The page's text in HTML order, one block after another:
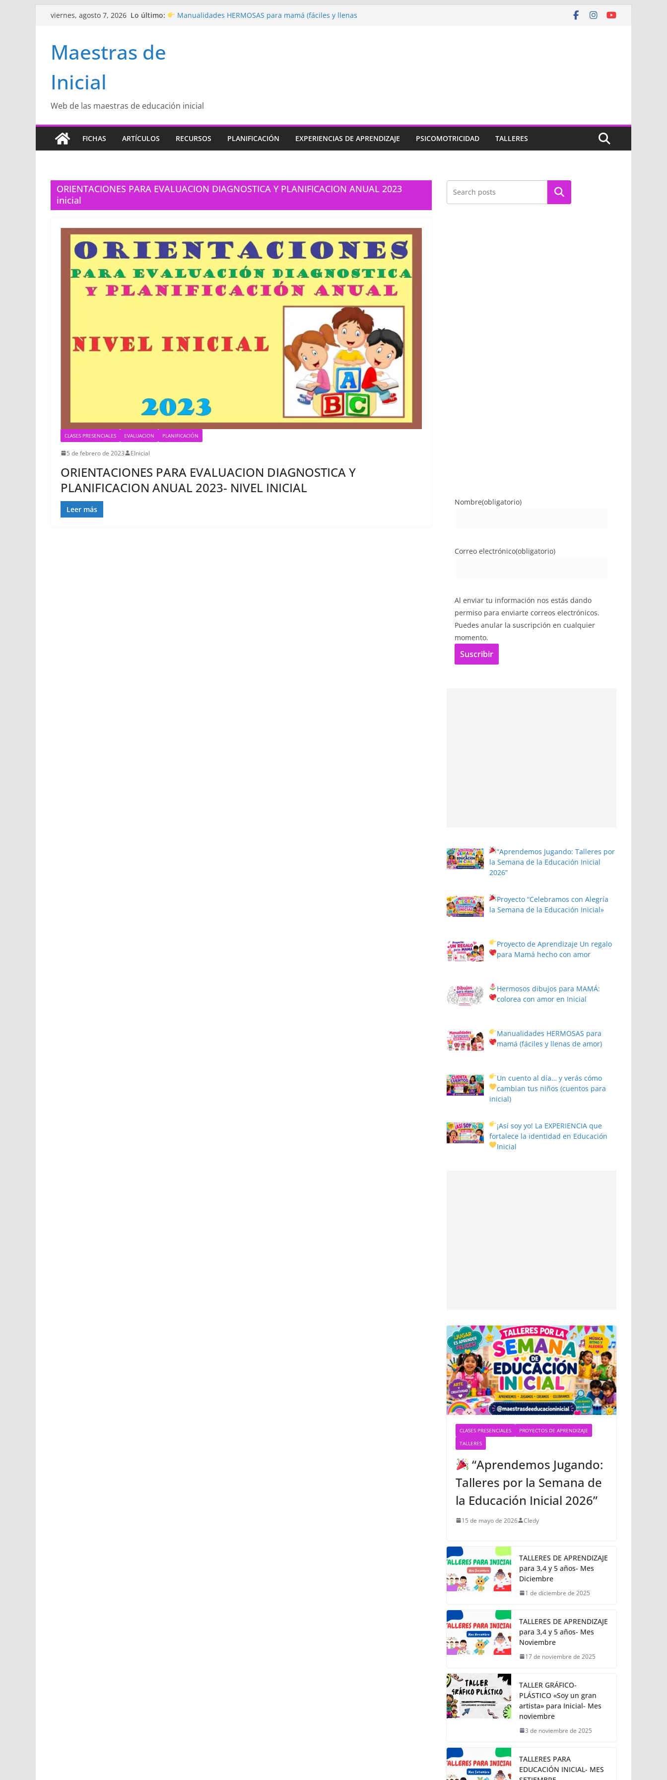
Saltarviernes, agosto 7, 2026 Lo último:
Manualidades HERMOSAS para mamá (fáciles y llenas
Inicial
Maestras de
Inicial
Web de las maestras de educación inicial
FICHAS ARTÍCULOS RECURSOS PLANIFICACIÓN EXPERIENCIAS DE APRENDIZAJE PSICOMOTRICIDAD TALLERES
ORIENTACIONES PARA EVALUACION DIAGNOSTICA Y PLANIFICACION ANUAL 2023
inicial
CLASES PRESENCIALES EVALUACION PLANIFICACIÓN
5 de febrero de 2023 EInicial
ORIENTACIONES PARA EVALUACION DIAGNOSTICA Y
PLANIFICACION ANUAL 2023- NIVEL INICIAL
Leer más
Buscar
Nombre(obligatorio)
Correo electrónico(obligatorio)
Al enviar tu información nos estás dando
permiso para enviarte correos electrónicos.
Puedes anular la suscripción en cualquier
momento.
Suscribir
“Aprendemos Jugando: Talleres por
la Semana de la Educación Inicial
2026”
Proyecto“Celebramos con Alegría
la Semana de la Educación Inicial»
Proyecto de Aprendizaje Un regalo
para Mamá hecho con amor
Hermosos dibujos para MAMÁ:
colorea con amor en Inicial
Manualidades HERMOSAS para
mamá (fáciles y llenas de amor)
Un cuento al día… y verás cómo
cambian tus niños(cuentos para
inicial)
¡Así soy yo! La EXPERIENCIA que
fortalece la identidad en Educación
Inicial
CLASES PRESENCIALES
PROYECTOS DE APRENDIZAJE
TALLERES
“Aprendemos Jugando:
Talleres por la Semana de
la Educación Inicial 2026”
15 de mayo de 2026 Cledy
TALLERES DE APRENDIZAJE
para 3,4 y 5 años- Mes
Diciembre
1 de diciembre de 2025
TALLERES DE APRENDIZAJE
para 3,4 y 5 años- Mes
Noviembre
17 de noviembre de 2025
TALLER GRÁFICO-
PLÁSTICO «Soy un gran
artista» para Inicial- Mes
noviembre
3 de noviembre de 2025
TALLERES PARA
EDUCACIÓN INICIAL- MES